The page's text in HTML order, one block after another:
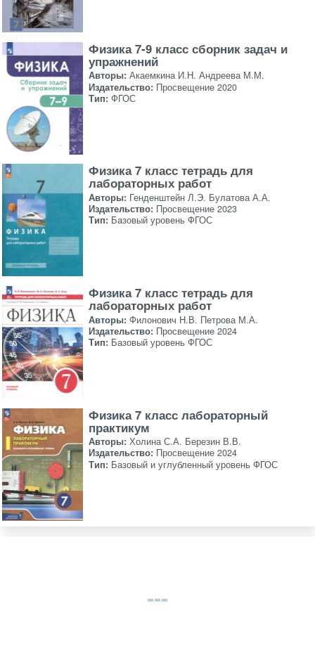
Физика 7-9 класс сборник задач и
упражнений
Авторы: Акаемкина И.Н. Андреева М.М.
Издательство: Просвещение 2020
Тип: ФГОС
Физика 7 класс тетрадь для
лабораторных работ
Авторы: Генденштейн Л.Э. Булатова А.А.
Издательство: Просвещение 2023
Тип: Базовый уровень ФГОС
Физика 7 класс тетрадь для
лабораторных работ
Авторы: Филонович Н.В. Петрова М.А.
Издательство: Просвещение 2024
Тип: Базовый уровень ФГОС
Физика 7 класс лабораторный
практикум
Авторы: Холина С.А. Березин В.В.
Издательство: Просвещение 2024
Тип: Базовый и углубленный уровень ФГОС